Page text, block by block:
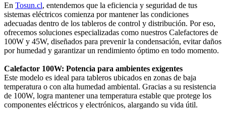
En Tosun.cl, entendemos que la eficiencia y seguridad de tus
sistemas eléctricos comienza por mantener las condiciones
adecuadas dentro de los tableros de control y distribución. Por eso,
ofrecemos soluciones especializadas como nuestros Calefactores de
100W y 45W, diseñados para prevenir la condensación, evitar daños
por humedad y garantizar un rendimiento óptimo en todo momento.
Calefactor 100W: Potencia para ambientes exigentes
Este modelo es ideal para tableros ubicados en zonas de baja
temperatura o con alta humedad ambiental. Gracias a su resistencia
de 100W, logra mantener una temperatura estable que protege los
componentes eléctricos y electrónicos, alargando su vida útil.